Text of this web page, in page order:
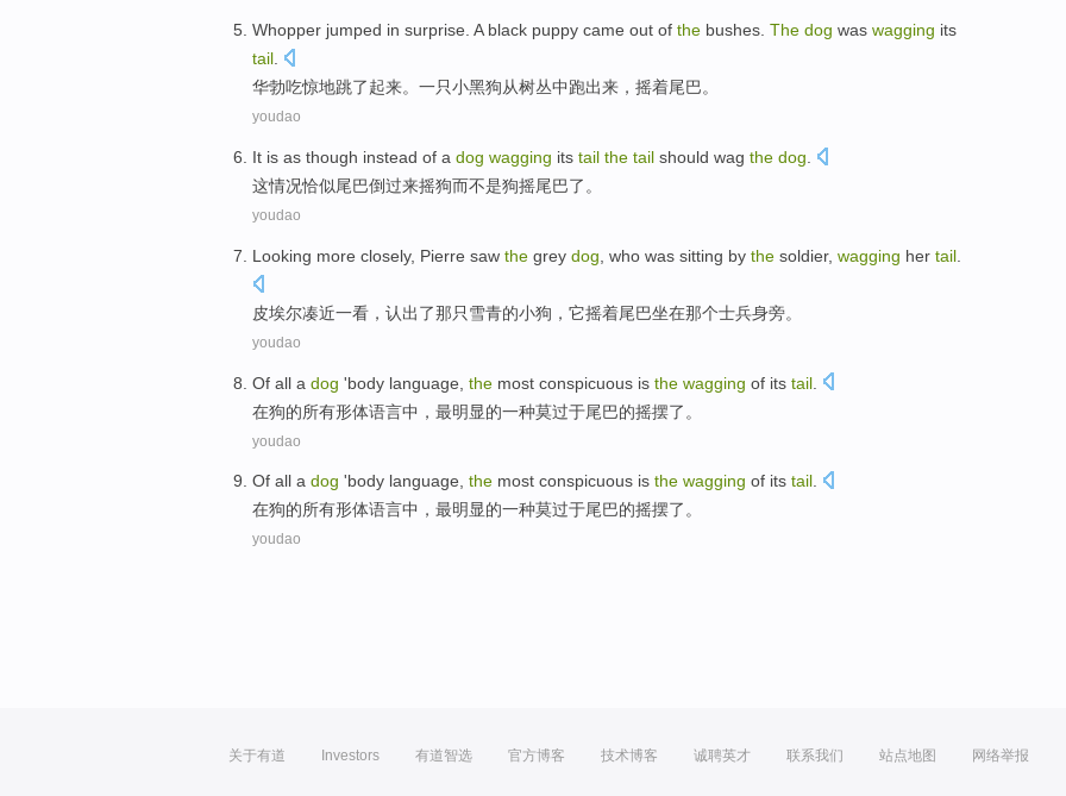
Whopper jumped in surprise A black puppy came out of the bushes The dog was wagging its
tail
华勃吃惊地跳了起来。 一只小黑狗从树丛中跑出来 ，摇着尾巴。
youdao
It is as though instead of a dog wagging its tail the tail should wag the dog
这情况恰似尾巴倒过来摇狗而不是狗摇尾巴了 。
youdao
Looking more closely, Pierre saw the grey dog , who was sitting by the soldier, wagging her tail
皮埃尔凑近一看 ，认出了那只雪青的小狗 ，它摇着尾巴坐在那个士兵身旁。
youdao
Of all a dog 'body language the most conspicuous is the wagging of its tail
在狗的所有形体语言中， 最明显的一种莫过于尾巴的摇摆了。
youdao
Of all a dog 'body language, the most conspicuous is the wagging of its tail.
在狗的所有形体语言中， 最明显的一种莫过于尾巴的摇摆了。
youdao
关于有道 Investors 有道智选 官方博客 技术博客 诚聘英才 联系我们 站点地图 网络举报